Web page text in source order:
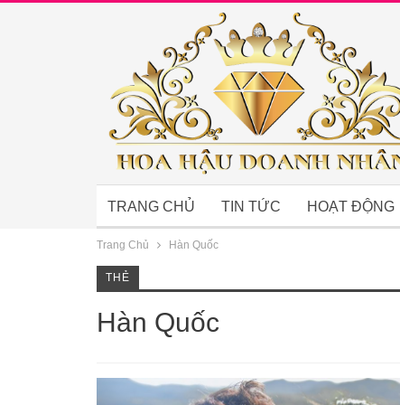
TRANG CHỦ TIN TỨC HOẠT ĐỘNG
Trang Chủ Hàn Quốc
THẺ
Hàn Quốc